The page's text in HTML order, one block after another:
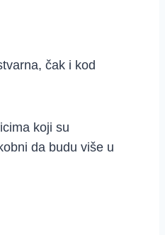
čak i kod
koji su
da budu više u